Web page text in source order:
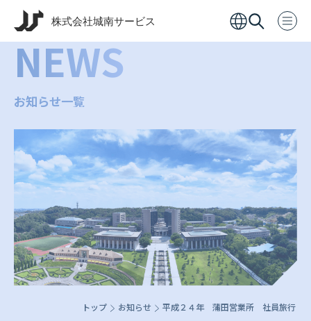
NEWS
お知らせ一覧
トップ お知らせ 平成２４年 蒲田営業所 社員旅行